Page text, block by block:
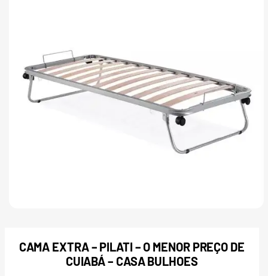
CAMA EXTRA – PILATI – O MENOR PREÇO DE
CUIABÁ – CASA BULHOES